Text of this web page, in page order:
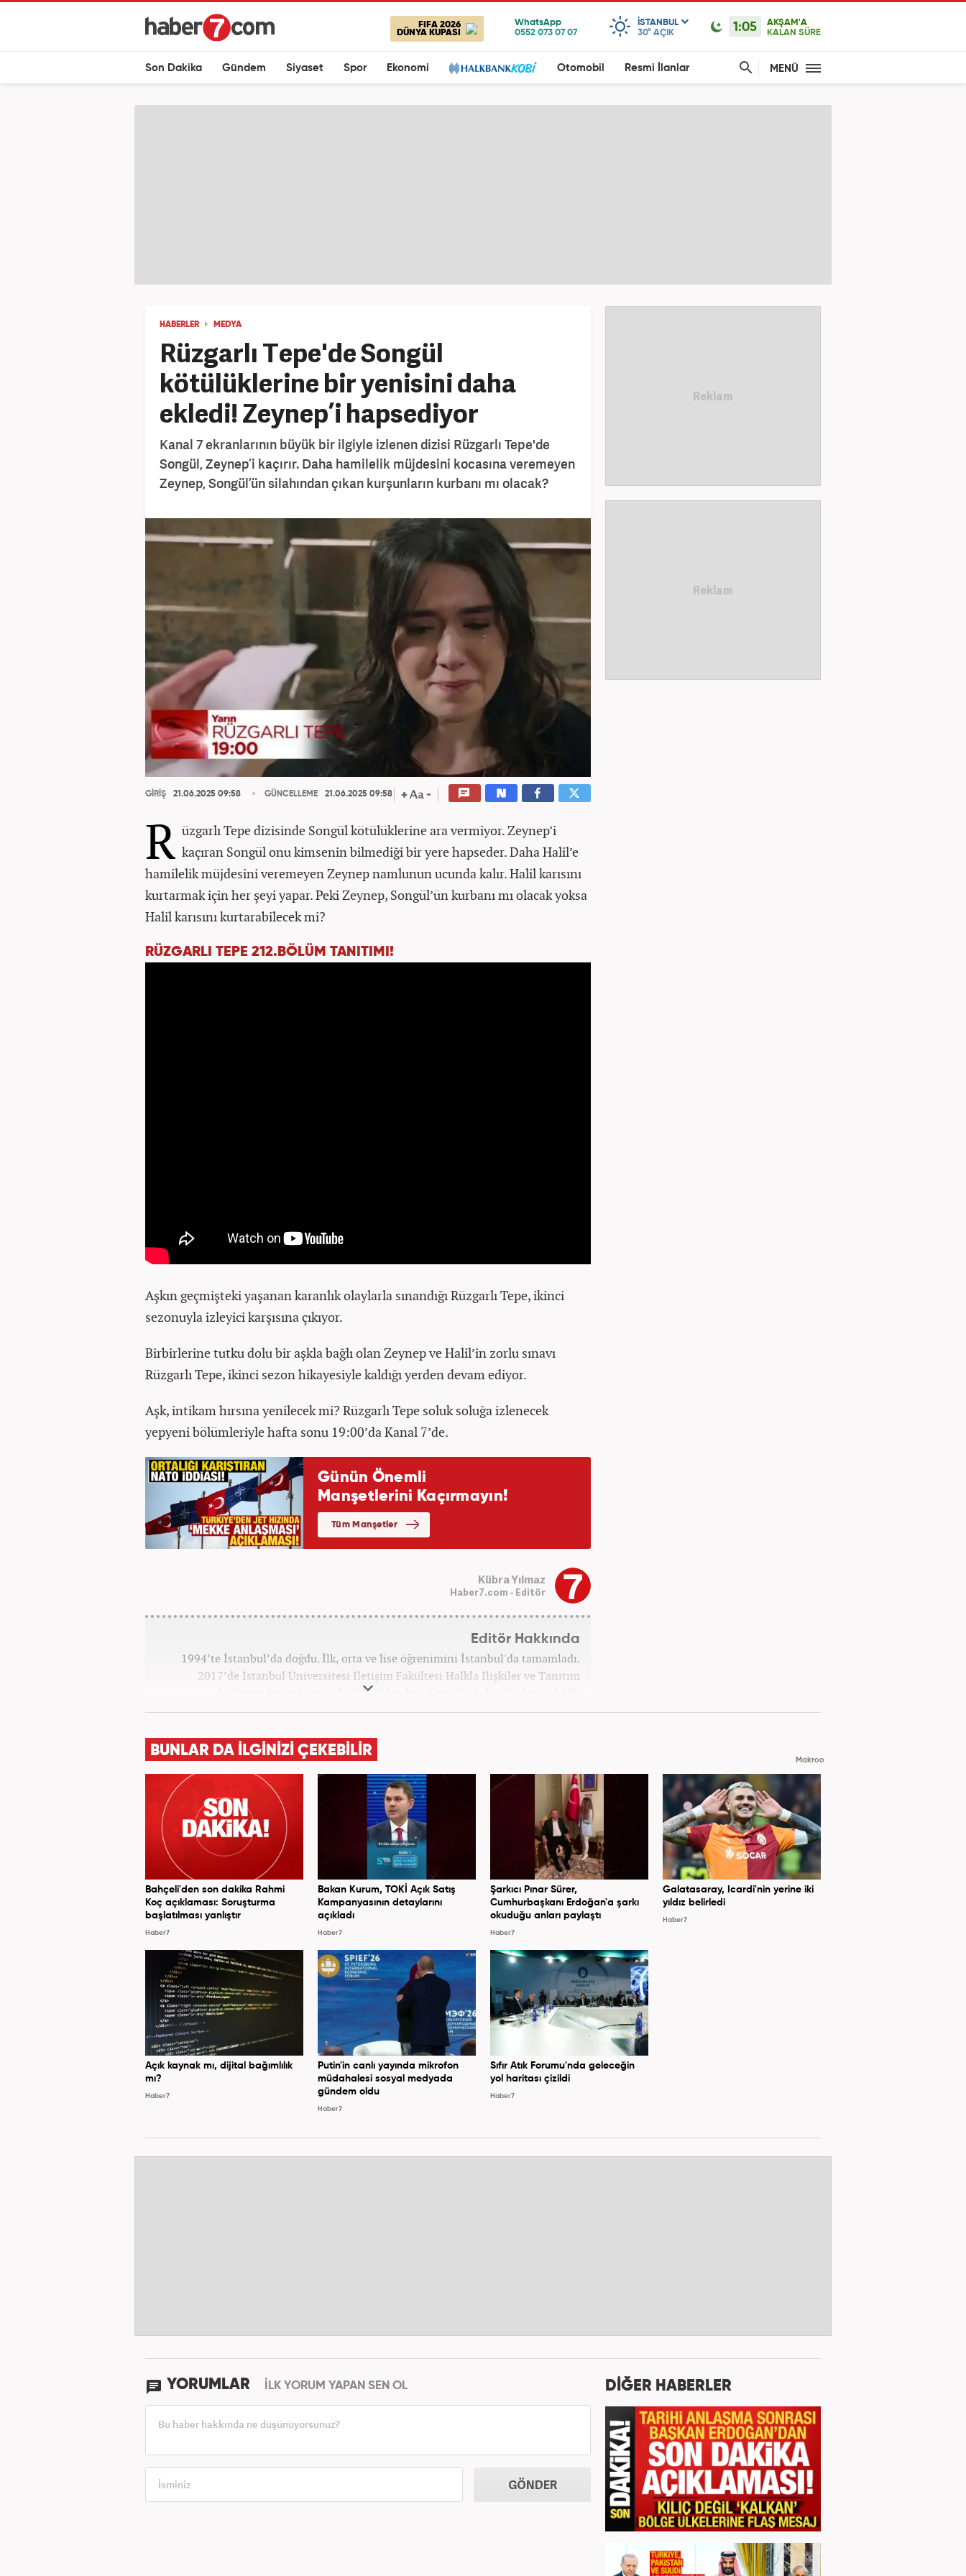
FIFA 2026
DÜNYA KUPASI
ISTANBUL
30° AÇIK 1:05
AKŞAM'A
KALAN SÜRE
Son Dakika Gündem Siyaset Spor Ekonomi Otomobil Resmi İlanlar MENÜ
HABERLER MEDYA
Rüzgarlı Tepe'de Songül
kötülüklerine bir yenisini daha
ekledi! Zeynep’i hapsediyor
Kanal 7 ekranlarının büyük bir ilgiyle izlenen dizisi Rüzgarlı Tepe'de
Songül, Zeynep’i kaçırır. Daha hamilelik müjdesini kocasına veremeyen
Zeynep, Songül’ün silahından çıkan kurşunların kurbanı mı olacak?
GİRİŞ 21.06.2025 09:58 GÜNCELLEME 21.06.2025 09:58
R üzgarlı Tepe dizisinde Songül kötülüklerine ara vermiyor. Zeynep’i
kaçıran Songül onu kimsenin bilmediği bir yere hapseder. Daha Halil’e
hamilelik müjdesini veremeyen Zeynep namlunun ucunda kalır. Halil karısını
kurtarmak için her şeyi yapar. Peki Zeynep, Songül’ün kurbanı mı olacak yoksa
Halil karısını kurtarabilecek mi?
RÜZGARLI TEPE 212.BÖLÜM TANITIMI!
Aşkın geçmişteki yaşanan karanlık olaylarla sınandığı Rüzgarlı Tepe, ikinci
sezonuyla izleyici karşısına çıkıyor.
Birbirlerine tutku dolu bir aşkla bağlı olan Zeynep ve Halil’in zorlu sınavı
Rüzgarlı Tepe, ikinci sezon hikayesiyle kaldığı yerden devam ediyor.
Aşk, intikam hırsına yenilecek mi? Rüzgarlı Tepe soluk soluğa izlenecek
yepyeni bölümleriyle hafta sonu 19:00’da Kanal 7’de.
Kübra Yılmaz
Haber7.com - Editör
Editör Hakkında
1994’te İstanbul’da doğdu. İlk, orta ve lise öğrenimini İstanbul'da tamamladı.
2017’de İstanbul Üniversitesi İletişim Fakültesi Halkla İlişkiler ve Tanıtım
bölümünden mezun oldu. 2017’den beri Kanal7 Medya Grubu’na bağlı
Haber7.com bünyesinde mesleki hayatına devam etmektedir.
BUNLAR DA İLGİNİZİ ÇEKEBİLİR
Makroo
Bahçeli'den son dakika Rahmi
Koç açıklaması: Soruşturma
başlatılması yanlıştır
Haber7
Bakan Kurum, TOKİ Açık Satış
Kampanyasının detaylarını
açıkladı
Haber7
Şarkıcı Pınar Sürer,
Cumhurbaşkanı Erdoğan'a şarkı
okuduğu anları paylaştı
Haber7
Galatasaray, Icardi'nin yerine iki
yıldız belirledi
Haber7
Açık kaynak mı, dijital bağımlılık
mı?
Haber7
Putin'in canlı yayında mikrofon
müdahalesi sosyal medyada
gündem oldu
Haber7
Sıfır Atık Forumu'nda geleceğin
yol haritası çizildi
Haber7
YORUMLAR İLK YORUM YAPAN SEN OL
GÖNDER
DİĞER HABERLER